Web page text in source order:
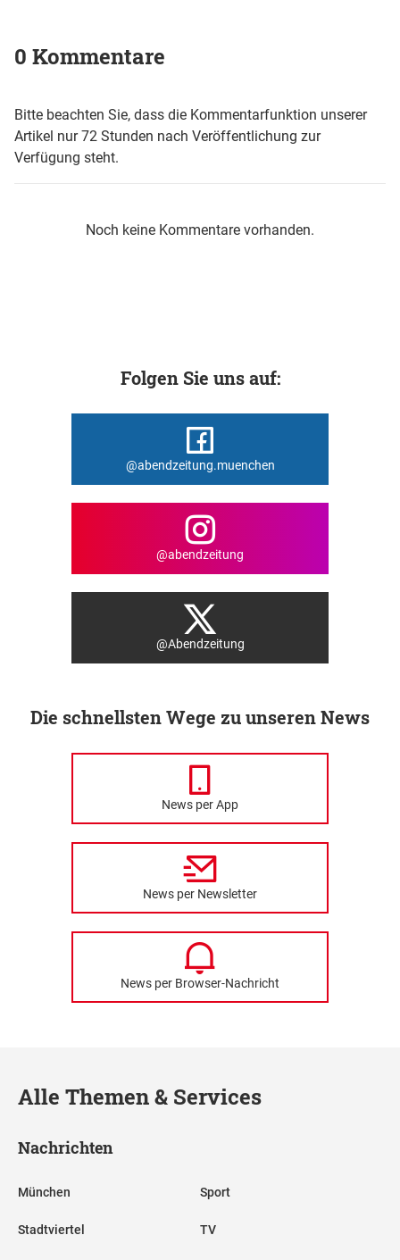
0 Kommentare
Bitte beachten Sie, dass die Kommentarfunktion unserer
Artikel nur 72 Stunden nach Veröffentlichung zur
Verfügung steht.
Noch keine Kommentare vorhanden.
Folgen Sie uns auf:
@abendzeitung.muenchen
@abendzeitung
@Abendzeitung
Die schnellsten Wege zu unseren News
News per App
News per Newsletter
News per Browser-Nachricht
Alle Themen & Services
Nachrichten
München
Stadtviertel
Sport
TV